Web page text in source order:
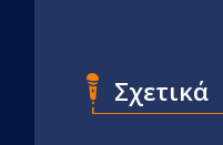
Σχετικά